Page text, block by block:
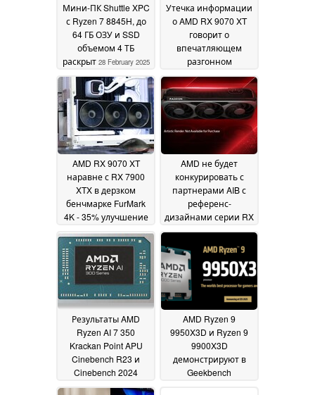
Мини-ПК Shuttle XPC
с Ryzen 7 8845H, до
64 ГБ ОЗУ и SSD
объемом 4 ТБ
раскрыт 28 February 2025
Утечка информации
о AMD RX 9070 XT
говорит о
впечатляющем
разгонном
потенциале при
увеличении ТГП
всего на 25 Вт25
February 2025
AMD RX 9070 XT
наравне с RX 7900
XTX в дерзком
бенчмарке FurMark
4K - 35% улучшение
7900 XT22 February 2025
AMD не будет
конкурировать с
партнерами AIB с
референс-
дизайнами серии RX
907022 February 2025
Результаты AMD
Ryzen AI 7 350
Krackan Point APU
Cinebench R23 и
Cinebench 2024
просочились в
AMD Ryzen 9
9950X3D и Ryzen 9
9900X3D
демонстрируют в
Geekbench